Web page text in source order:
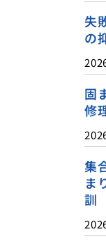
失
の
固
修
集
ま
訓